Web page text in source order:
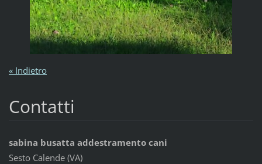
« Indietro
Contatti
sabina busatta addestramento cani
Sesto Calende (VA)